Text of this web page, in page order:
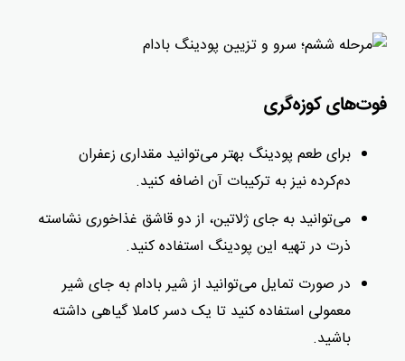
فوت‌های کوزه‌گری
برای طعم پودینگ بهتر می‌توانید مقداری زعفران
دم‌کرده نیز به ترکیبات آن اضافه کنید.
می‌توانید به جای ژلاتین، از دو قاشق غذاخوری نشاسته
ذرت در تهیه این پودینگ استفاده کنید.
در صورت تمایل می‌توانید از شیر بادام به‌ جای شیر
معمولی استفاده کنید تا یک دسر کاملا گیاهی داشته
باشید.